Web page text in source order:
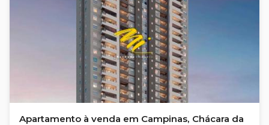
Apartamento à venda em Campinas, Chácara da